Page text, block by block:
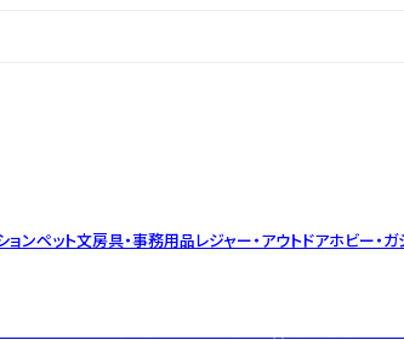
ョンペット文房具・事務用品レジャー・アウトドアホビー・ガ